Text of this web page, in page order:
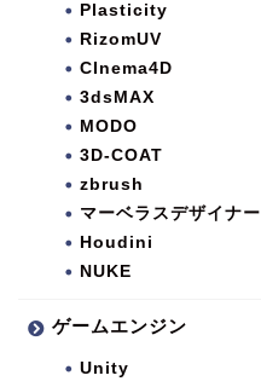
Plasticity
RizomUV
CInema4D
3dsMAX
MODO
3D-COAT
zbrush
マーベラスデザイナー
Houdini
NUKE
ゲームエンジン
Unity